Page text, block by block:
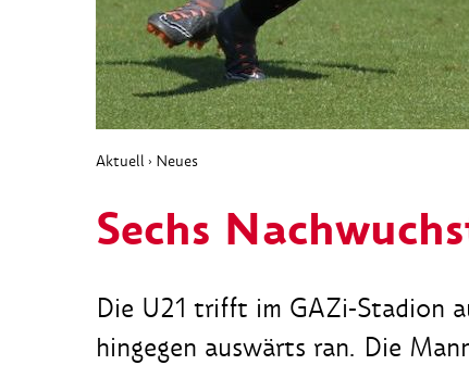
Aktuell › Neues
Sechs
Die U21 trifft im GAZi-Stadion
hingegen auswärts ran. Die